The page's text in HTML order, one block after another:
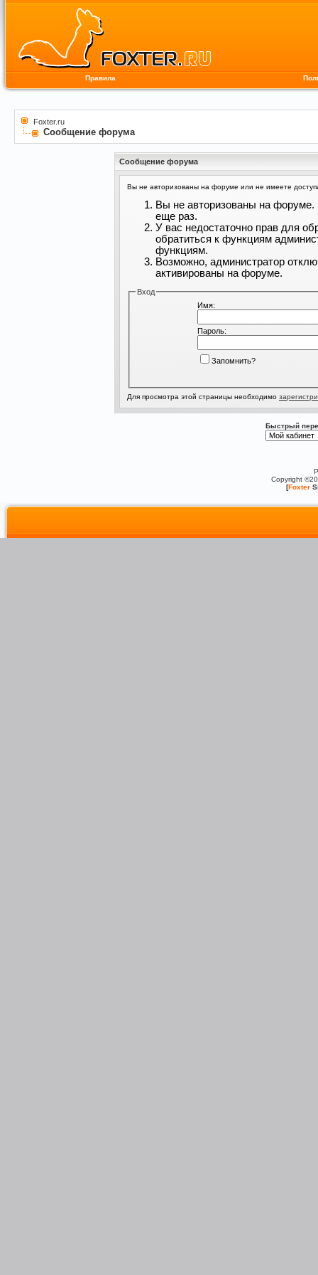
Правила
Foxter.ru
Сообщение форума
Сообщение форума
Вы не авторизованы на форуме или не имеете
Вы не авторизованы на форуме.
еще раз.
У вас недостаточно прав для
обратиться к функциям
функциям.
Возможно, администратор
активированы на форуме.
Вход
Имя:
Пароль:
Запомнить?
Для просмотра этой страницы необходимо
Быстрый
Copyright
[Foxter